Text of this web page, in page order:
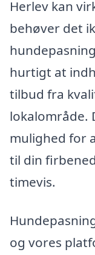
Herlev kan
behøver det
hurtigt at
tilbud fra
lokalområde.
mulighed for
til din
timevis.
og vores